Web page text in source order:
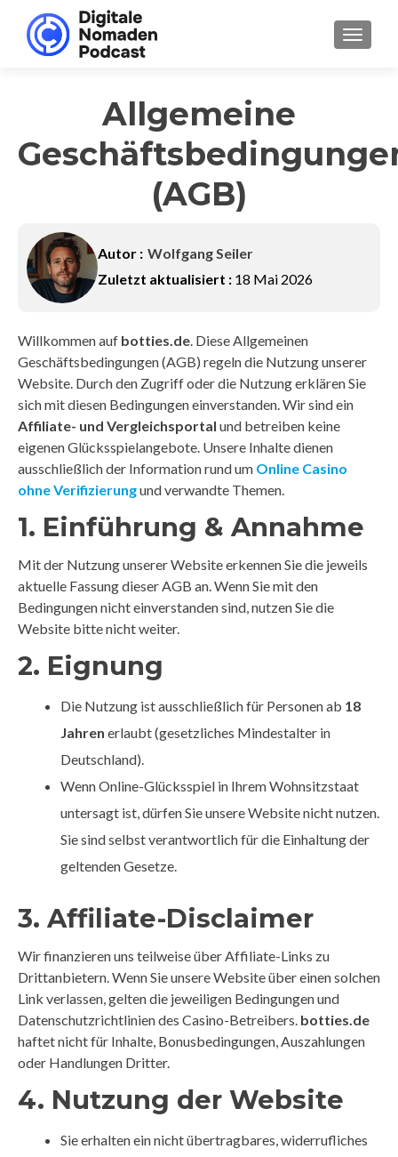
Allgemeine
(AGB)
Autor : Wolfgang Seiler
Zuletzt aktualisiert : 18 Mai 2026
Willkommen auf botties.de. Diese Allgemeinen
Geschäftsbedingungen (AGB) regeln die Nutzung unserer
Website. Durch den Zugriff oder die Nutzung erklären Sie
sich mit diesen Bedingungen einverstanden. Wir sind ein
Affiliate- und Vergleichsportal und betreiben keine
eigenen Glücksspielangebote. Unsere Inhalte dienen
ausschließlich der Information rund um Online Casino
ohne Verifizierungund verwandte Themen.
1. Einführung & Annahme
Mit der Nutzung unserer Website erkennen Sie die jeweils
aktuelle Fassung dieser AGB an. Wenn Sie mit den
Bedingungen nicht einverstanden sind, nutzen Sie die
Website bitte nicht weiter.
2. Eignung
Die Nutzung ist ausschließlich für Personen ab 18
Jahren erlaubt (gesetzliches Mindestalter in
Deutschland).
Wenn Online-Glücksspiel in Ihrem Wohnsitzstaat
untersagt ist, dürfen Sie unsere Website nicht nutzen.
Sie sind selbst verantwortlich für die Einhaltung der
geltenden Gesetze.
3. Affiliate-Disclaimer
Wir finanzieren uns teilweise über Affiliate-Links zu
Drittanbietern. Wenn Sie unsere Website über einen solchen
Link verlassen, gelten die jeweiligen Bedingungen und
Datenschutzrichtlinien des Casino-Betreibers. botties.de
haftet nicht für Inhalte, Bonusbedingungen, Auszahlungen
oder Handlungen Dritter.
4. Nutzung der Website
Sie erhalten ein nicht übertragbares, widerrufliches